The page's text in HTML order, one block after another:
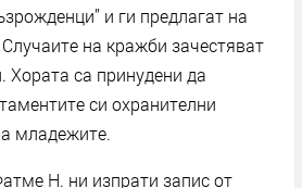
и ги предлагат на
на кражби зачестяват
Хората са принудени да
си охранителни
младежите.
Н. ни изпрати запис от